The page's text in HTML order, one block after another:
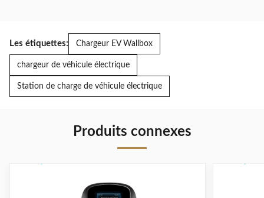
Les étiquettes: Chargeur EV Wallbox
chargeur de véhicule électrique
Station de charge de véhicule électrique
Produits connexes